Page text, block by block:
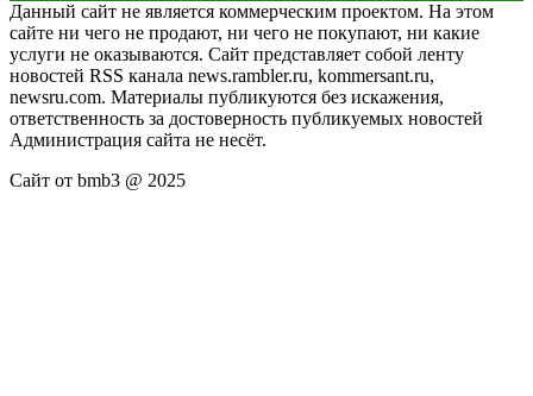
Данный сайт не является коммерческим проектом. На этом
сайте ни чего не продают, ни чего не покупают, ни какие
услуги не оказываются. Сайт представляет собой ленту
новостей RSS канала news.rambler.ru, kommersant.ru,
newsru.com. Материалы публикуются без искажения,
ответственность за достоверность публикуемых новостей
Администрация сайта не несёт.
Сайт от bmb3 @ 2025